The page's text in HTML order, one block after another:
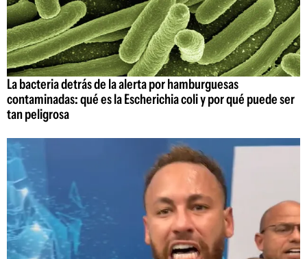
La bacteria detrás de la alerta por hamburguesas
contaminadas: qué es la Escherichia coli y por qué puede ser
tan peligrosa